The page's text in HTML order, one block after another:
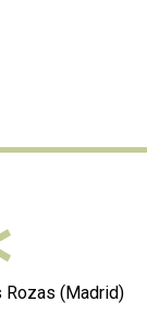
Rozas (Madrid)